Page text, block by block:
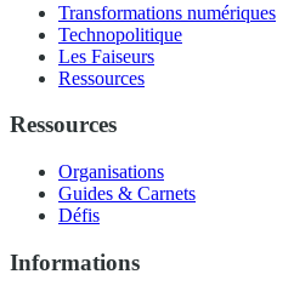
Transformations numériques
Technopolitique
Les Faiseurs
Ressources
Ressources
Organisations
Guides & Carnets
Défis
Informations